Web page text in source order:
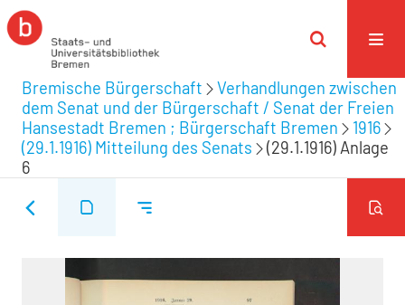
Bremische Bürgerschaft
Verhandlungen zwischen
dem Senat und der Bürgerschaft / Senat der Freien
Hansestadt Bremen ; Bürgerschaft Bremen
1916
(29.1.1916) Mitteilung des Senats
(29.1.1916) Anlage
6